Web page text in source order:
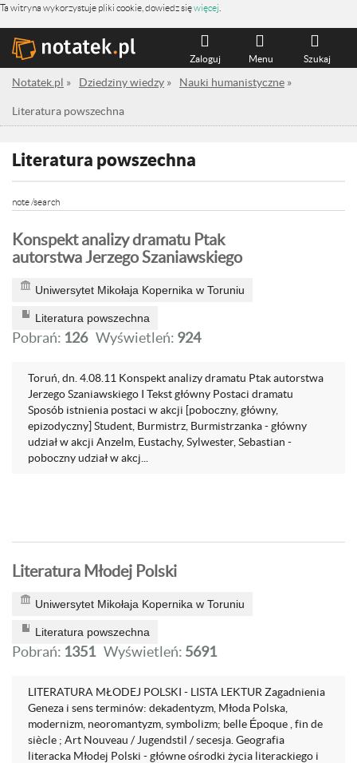
Ta witryna wykorzystuje pliki cookie, dowiedz sięwięcej
Szukaj
Menu
Zaloguj
Notatek.pl » Dziedziny wiedzy » Nauki humanistyczne »
Literatura powszechna
Literatura powszechna
note /search
Konspekt analizy dramatu Ptak
autorstwa Jerzego Szaniawskiego
Uniwersytet Mikołaja Kopernika w Toruniu
Literatura powszechna
Pobrań: 126 Wyświetleń: 924
Toruń, dn. 4.08.11 Konspekt analizy dramatu Ptak autorstwa
Jerzego Szaniawskiego I Tekst główny Postaci dramatu
Sposób istnienia postaci w akcji [poboczny, główny,
epizodyczny] Student, Burmistrz, Burmistrzanka - główny
udział w akcji Anzelm, Eustachy, Sylwester, Sebastian -
poboczny udział w akcj...
Literatura Młodej Polski
Uniwersytet Mikołaja Kopernika w Toruniu
Literatura powszechna
Pobrań: 1351 Wyświetleń: 5691
LITERATURA MŁODEJ POLSKI - LISTA LEKTUR Zagadnienia
Geneza i sens terminów: dekadentyzm, Młoda Polska,
modernizm, neoromantyzm, symbolizm; belle Époque , fin de
siècle ; Art Nouveau / Jugendstil / secesja. Geografia
literacka Młodej Polski - główne ośrodki życia literackiego i